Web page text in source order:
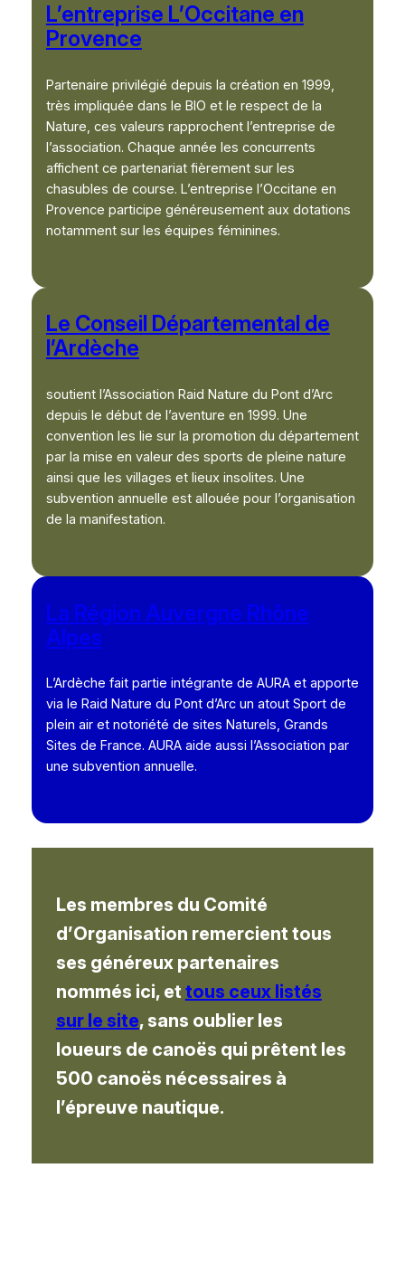
L’entreprise L’Occitane en
Provence
Partenaire privilégié depuis la création en 1999,
très impliquée dans le BIO et le respect de la
Nature, ces valeurs rapprochent l’entreprise de
l’association. Chaque année les concurrents
affichent ce partenariat fièrement sur les
chasubles de course. L’entreprise l’Occitane en
Provence participe généreusement aux dotations
notamment sur les équipes féminines.
Le Conseil Départemental de
l’Ardèche
soutient l’Association Raid Nature du Pont d’Arc
depuis le début de l’aventure en 1999. Une
convention les lie sur la promotion du département
par la mise en valeur des sports de pleine nature
ainsi que les villages et lieux insolites. Une
subvention annuelle est allouée pour l’organisation
de la manifestation.
La Région Auvergne Rhône
Alpes
L’Ardèche fait partie intégrante de AURA et apporte
via le Raid Nature du Pont d’Arc un atout Sport de
plein air et notoriété de sites Naturels, Grands
Sites de France. AURA aide aussi l’Association par
une subvention annuelle.
Les membres du Comité
d’Organisation remercient tous
ses généreux partenaires
nommés ici, et tous ceux listés
sur le site, sans oublier les
loueurs de canoës qui prêtent les
500 canoës nécessaires à
l’épreuve nautique.